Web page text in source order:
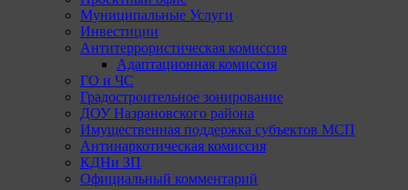
Муниципальные Услуги
Инвестиции
Антитеррористическая комиссия
Адаптационная комиссия
ГО и ЧС
Градостроительное зонирование
ДОУ Назрановского района
Имущественная поддержка субъектов МСП
Антинаркотическая комиссия
КДНи ЗП
Официальный комментарий